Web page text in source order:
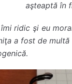
aşteaptă în
ridic şi eu
a fost de